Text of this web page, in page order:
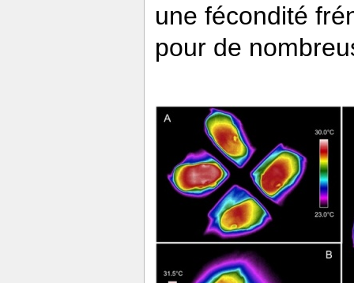
une fécondité
pour de